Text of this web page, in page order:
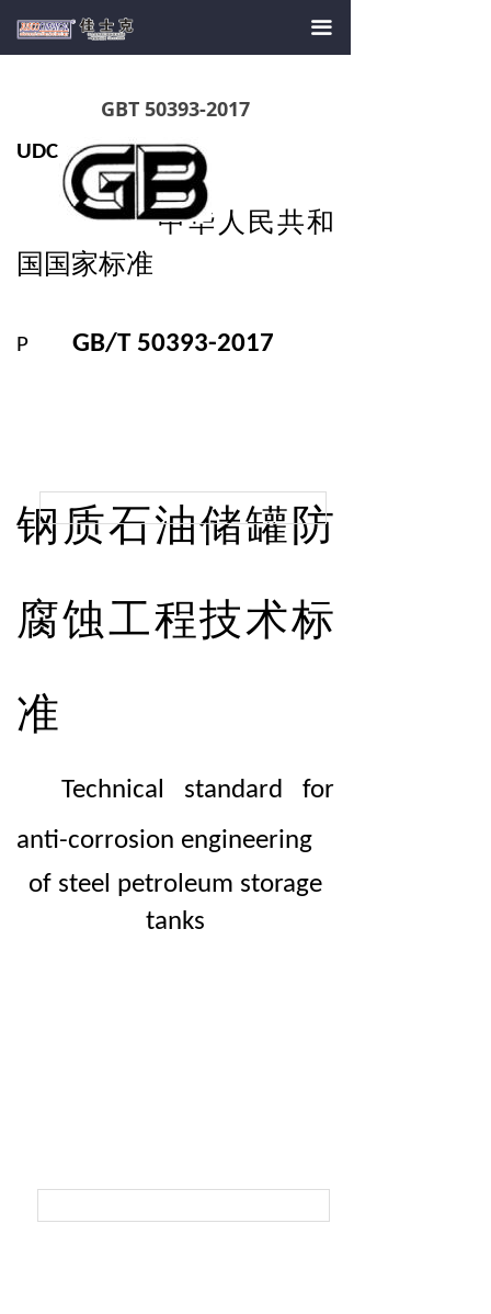
끀
首页
新闻资讯
产学合作
GBT 50393-2017
UDC
中华人民共和
国国家标准
P GB/T 50393-2017
钢质石油储罐防
腐蚀工程技术标
准
Technical standard for
anti-corrosion engineering
of steel petroleum storage
tanks